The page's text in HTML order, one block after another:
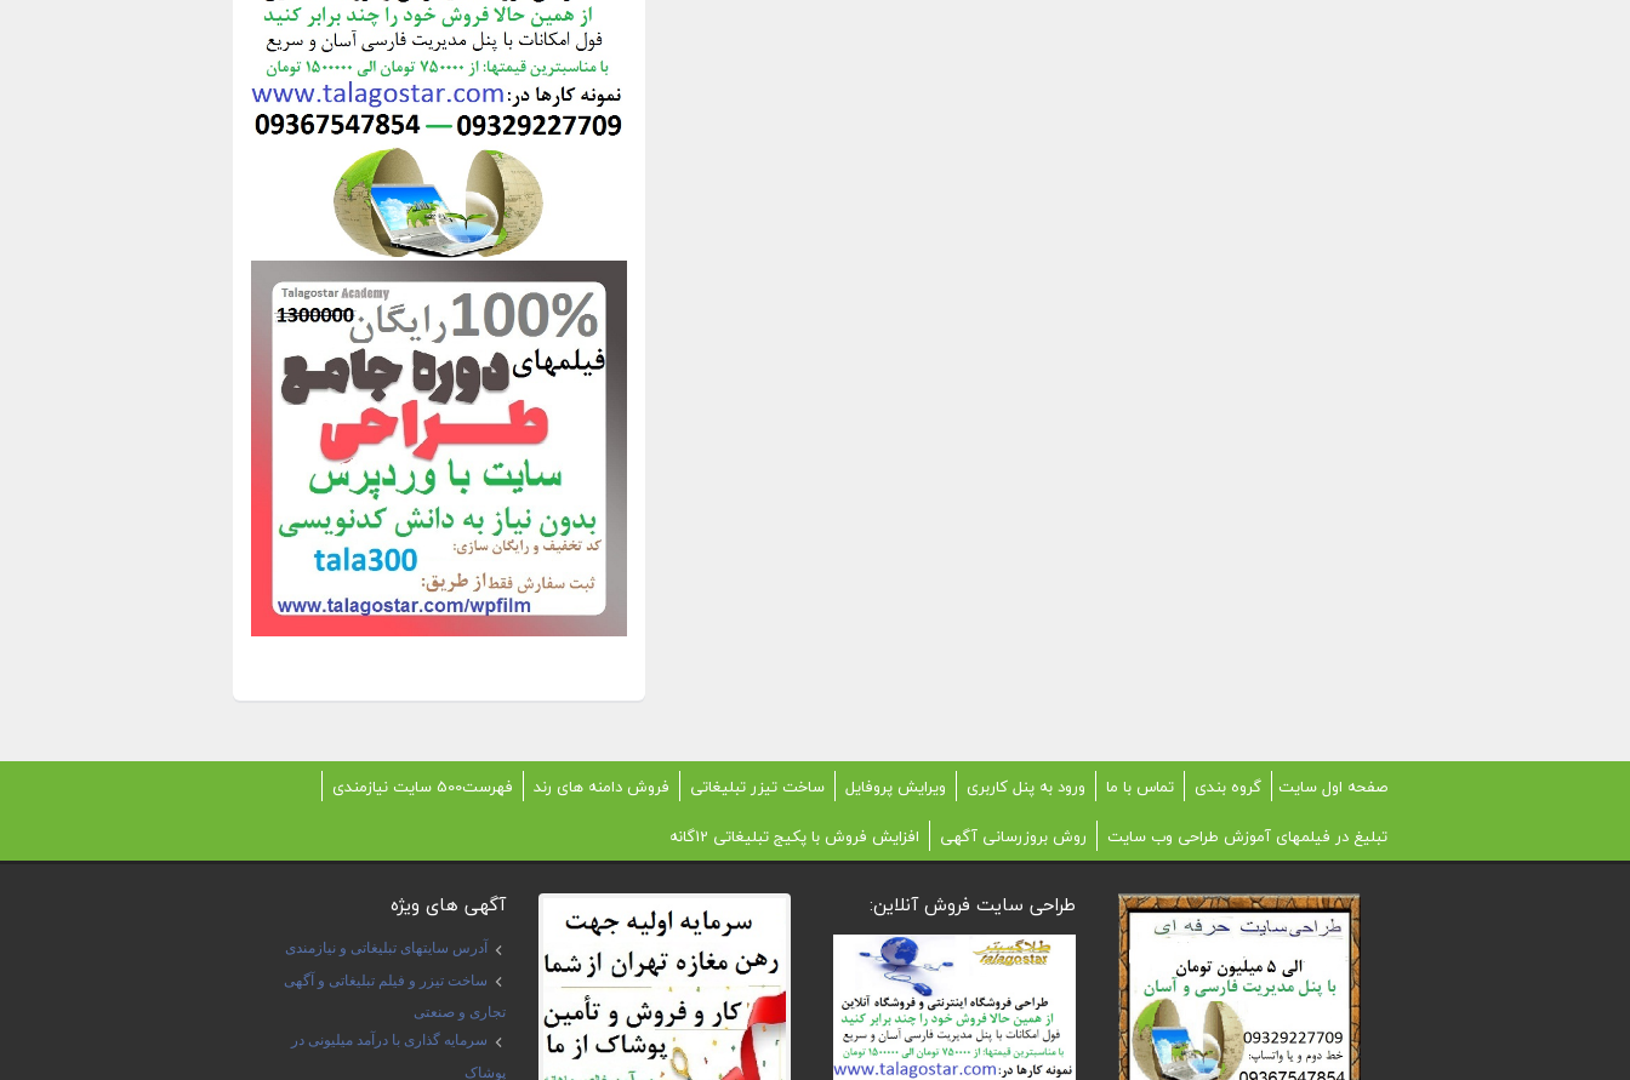
صفحه اول سایت گروه بندی تماس با ما ورود به پنل کاربری ویرایش پروفایل ساخت تیزر تبلیغاتی فروش دامنه های رند
فهرست500 سایت نیازمندی
تبلیغ در فیلمهای آموزش طراحی وب سایت
روش بروزرسانی آگهی افزایش فروش با پکیج تبلیغاتی 12گانه
آگهی های ویژه
آدرس سایتهای تبلیغاتی و نیازمندی
ساخت تیزر و فیلم تبلیغاتی و آگهی
تجاری و صنعتی
سرمایه گذاری با درآمد میلیونی در
پوشاک
طراحی سایت فروش آنلاین: